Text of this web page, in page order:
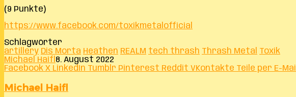
(9 Punkte)
https://www.facebook.com/toxikmetalofficial
Schlagwörter
artillery Dis Morta Heathen REALM tech thrash Thrash Metal Toxik
Michael Haifl 8. August 2022
Facebook X LinkedIn Tumblr Pinterest Reddit VKontakte Teile per E-Mail
Michael Haifl